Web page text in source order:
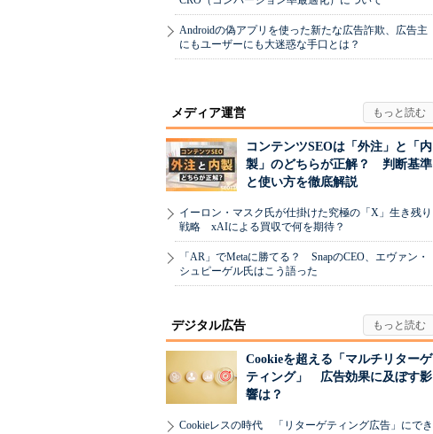
Androidの偽アプリを使った新たな広告詐欺、広告主
にもユーザーにも大迷惑な手口とは？
メディア運営
コンテンツSEOは「外注」と「内
製」のどちらが正解？ 判断基準
と使い方を徹底解説
イーロン・マスク氏が仕掛けた究極の「X」生き残り
戦略 xAIによる買収で何を期待？
「AR」でMetaに勝てる？ SnapのCEO、エヴァン・
シュピーゲル氏はこう語った
デジタル広告
Cookieを超える「マルチリターゲ
ティング」 広告効果に及ぼす影
響は？
Cookieレスの時代 「リターゲティング広告」にでき